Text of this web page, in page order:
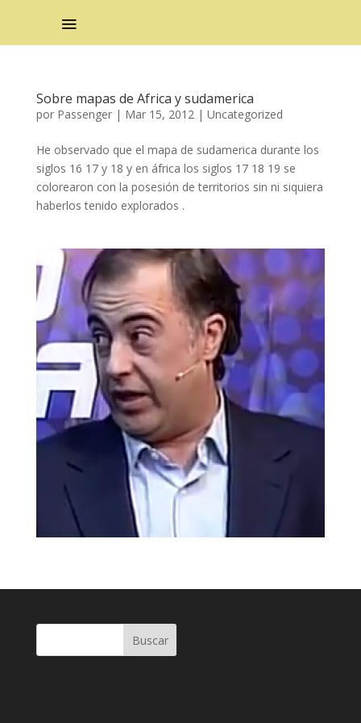
Sobre mapas de Africa y sudamerica
por Passenger| Mar 15, 2012| Uncategorized
He observado que el mapa de sudamerica durante los
siglos 16 17 y 18 y en áfrica los siglos 17 18 19 se
colorearon con la posesión de territorios sin ni siquiera
haberlos tenido explorados .